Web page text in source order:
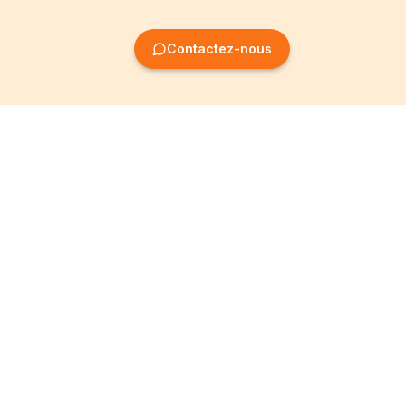
Contactez-nous